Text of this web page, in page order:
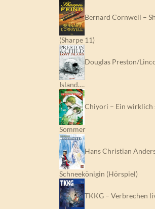
Bernard Cornwell –
(Sharpe 11)
Douglas Preston/
Island.…
Chiyori – Ein wirklich
Sommer
Hans Christian
Schneekönigin (Hörspiel)
TKKG – Verbrechen